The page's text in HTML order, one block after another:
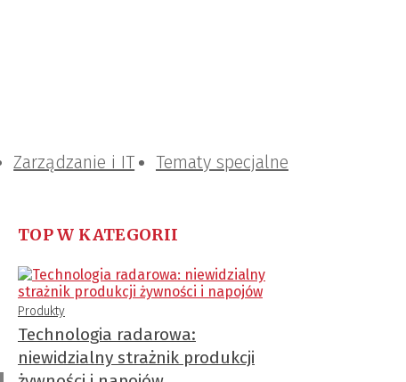
Zarządzanie i IT Tematy specjalne
TOP W KATEGORII
Produkty
Technologia radarowa:
niewidzialny strażnik produkcji